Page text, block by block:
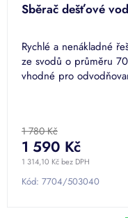
Sběrač dešťové
Rychlé a nenákladné
ze svodů o průměru
vhodné pro
produktu
je
4,5
z
5
1 780 Kč
1 314,10 Kč bez DPH
1 590 Kč
Kód: 7704/503040